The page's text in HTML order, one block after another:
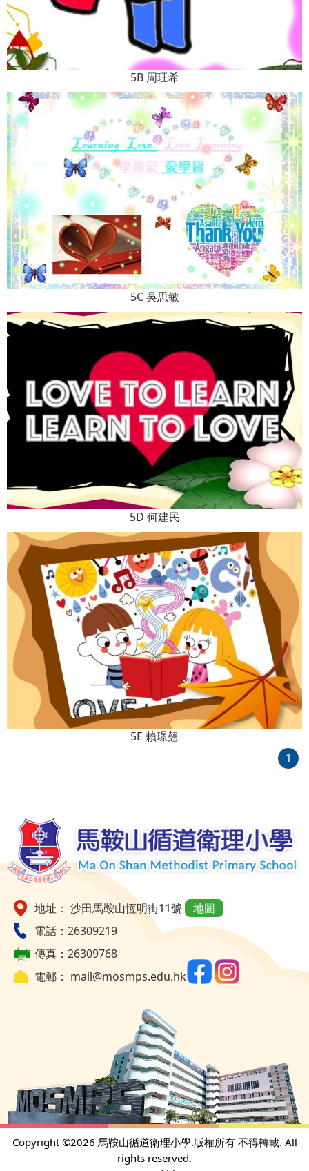
5B 周玨希
5C 吳思敏
5D 何建民
5E 賴璟翹
1
地址： 沙田馬鞍山恆明街11號
地圖
電話：26309219
傳真：26309768
電郵： mail@mosmps.edu.hk
Copyright ©2026 馬鞍山循道衛理小學.版權所有 不得轉載. All
rights reserved.